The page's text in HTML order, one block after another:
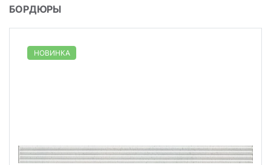
БОРДЮРЫ
НОВИНКА